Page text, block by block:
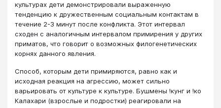
культурах дети демонстрировали выраженную
тенденцию к дружественным социальным контактам в
течение 2-3 минут после кон­фликта. Этот интервал
сходен с аналогичным интервалом примирения у других
приматов, что говорит о возможных филогенетических
корнях данного явления.
Способ, которым дети примиряются, равно как и
исходная реакция на агрессию, может сильно
варьировать от культуре к культуре. Бушмены !кунг и !ко
Калахари (взрослые и подростки) реагировали на